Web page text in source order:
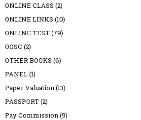
ONLINE CLASS (2)
ONLINE LINKS (10)
ONLINE TEST(79)
OOSC (2)
OTHER BOOKS (6)
PANEL(1)
Paper Valuation(13)
PASSPORT(2)
Pay Commission(9)